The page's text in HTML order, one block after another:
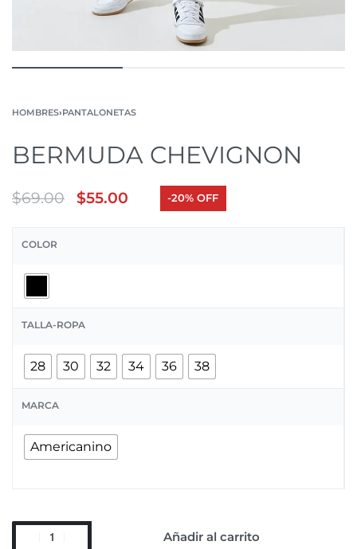
HOMBRES›PANTALONETAS
BERMUDA CHEVIGNON
$69.00 $55.00 -20% OFF
COLOR
TALLA-ROPA
28 30 32 34 36 38
MARCA
Americanino
Añadir al carrito